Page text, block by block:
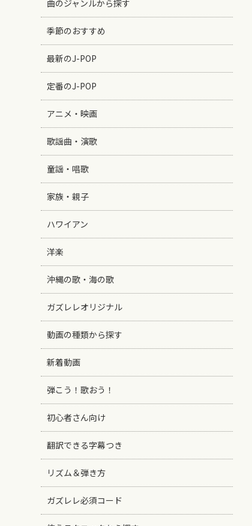
曲のジャンルから探す
季節のおすすめ
最新のJ-POP
定番のJ-POP
アニメ・映画
歌謡曲・演歌
童謡・唱歌
家族・親子
ハワイアン
洋楽
沖縄の歌・海の歌
ガズレレオリジナル
動画の種類から探す
新着動画
弾こう！歌おう！
初心者さん向け
翻訳できる字幕つき
リズム＆弾き方
ガズレレ必須コード